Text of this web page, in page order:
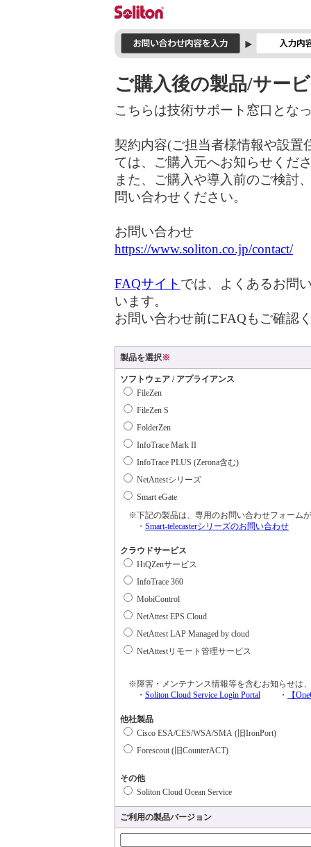
ご購入後の製品/サー
こちらは技術サポート窓口とな
契約内容(ご担当者様情報や設置
ては、ご購入元へお知らせくだ
また、ご購入や導入前のご検討
問い合わせください。
お問い合わせ
https://www.soliton.co.jp/contact/
FAQサイト では、よくあるお問
います。
お問い合わせ前にFAQもご確認
製品を選択※
ソフトウェア / アプライアンス
FileZen
FileZen S
FolderZen
InfoTrace Mark II
InfoTrace PLUS (Zerona含む)
NetAttestシリーズ
Smart eGate
※下記の製品は、専用のお問い合わせフォーム
・ Smart-telecasterシリーズのお問い合わせ
クラウドサービス
HiQZenサービス
InfoTrace 360
MobiControl
NetAttest EPS Cloud
NetAttest LAP Managed by cloud
NetAttestリモート管理サービス
※障害・メンテナンス情報等を含むお知らせは
・ Soliton Cloud Service Login Portal ・ 【
他社製品
Cisco ESA/CES/WSA/SMA (旧IronPort)
Forescout (旧CounterACT)
その他
Soliton Cloud Ocean Service
ご利用の製品バージョン